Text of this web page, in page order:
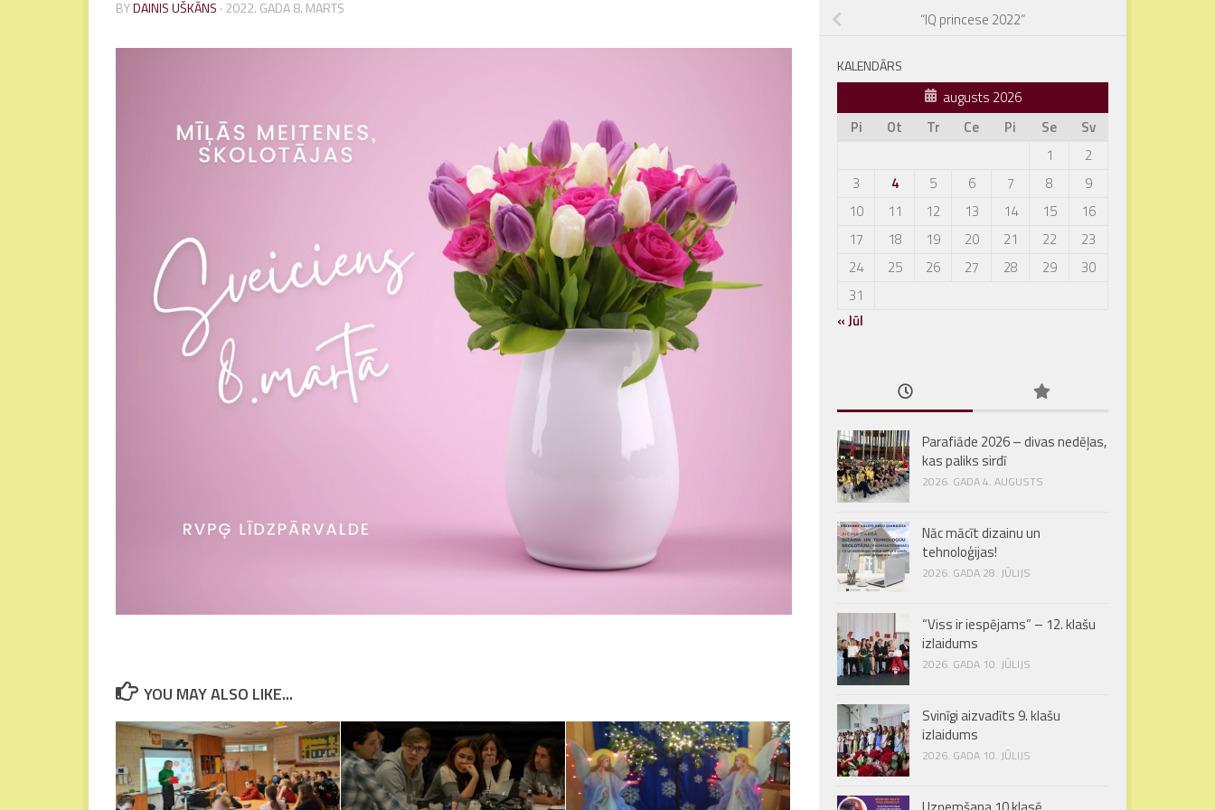
BYDAINIS UŠKĀNS · 2022. GADA 8. MARTS
YOU MAY ALSO LIKE...
“IQ princese 2022”
KALENDĀRS
augusts 2026
Pi
Ot Tr Ce Pi Se
Sv
1
2
3
4 5 6 7 8
9
10
11 12 13 14 15
16
17
18 19 20 21 22
23
24
25 26 27 28 29
30
31
« Jūl
Parafiāde 2026 – divas nedēļas,
kas paliks sirdī
2026. GADA 4. AUGUSTS
Nāc mācīt dizainu un
tehnoloģijas!
2026. GADA 28. JŪLIJS
“Viss ir iespējams” – 12. klašu
izlaidums
2026. GADA 10. JŪLIJS
Svinīgi aizvadīts 9. klašu
izlaidums
2026. GADA 10. JŪLIJS